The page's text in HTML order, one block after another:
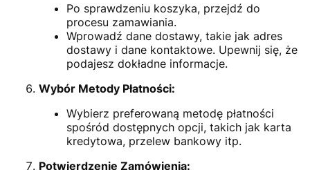
Po sprawdzeniu koszyka, przejdź do
procesu zamawiania.
Wprowadź dane dostawy, takie jak adres
dostawy i dane kontaktowe. Upewnij się, że
podajesz dokładne informacje.
Wybór Metody Płatności:
Wybierz preferowaną metodę płatności
spośród dostępnych opcji, takich jak karta
kredytowa, przelew bankowy itp.
Potwierdzenie Zamówienia: